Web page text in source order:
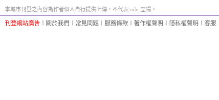
本城市刊登之內容為作者個人自行提供上傳，不代表 udn 立場。
刊登網站廣告 關於我們 常見問題 服務條款 著作權聲明 隱私權聲明 客服